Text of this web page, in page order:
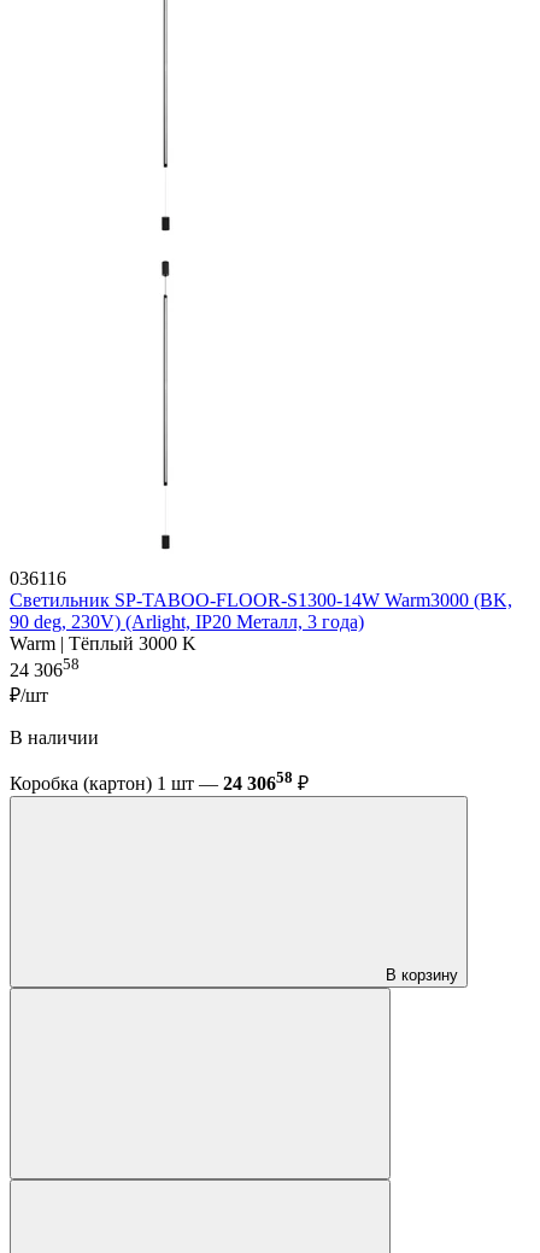
036116
Светильник SP-TABOO-FLOOR-S1300-14W Warm3000 (BK,
90 deg, 230V) (Arlight, IP20 Металл, 3 года)
Warm | Тёплый 3000 K
24 30658
₽/шт
В наличии
Коробка (картон) 1 шт — 24 30658 ₽
В корзину